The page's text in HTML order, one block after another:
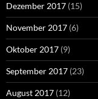
Dezember 2017 (15)
November 2017 (6)
Oktober 2017 (9)
September 2017 (23)
August 2017 (12)